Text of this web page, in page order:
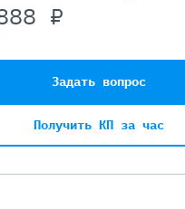
₽
Задать вопрос
Получить КП за час